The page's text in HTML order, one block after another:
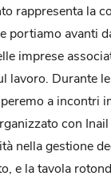
rappresenta la
portiamo avanti
imprese
lavoro. Durante
a incontri
con
nella gestione
e la tavola